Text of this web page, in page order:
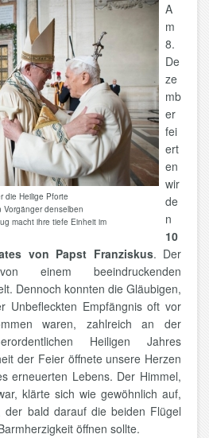
die Heilige Pforte
Vorgänger denselben
macht ihre tiefe Einheit im
A
m
8.
De
ze
mb
er
fei
ert
en
wir
de
n
10
von Papst Franziskus. Der
einem beeindruckenden
Dennoch konnten die Gläubigen,
Unbefleckten Empfängnis oft vor
waren, zahlreich an der
Heiligen Jahres
der Feier öffnete unsere Herzen
erneuerten Lebens. Der Himmel,
klärte sich wie gewöhnlich auf,
der bald darauf die beiden Flügel
öffnen sollte.